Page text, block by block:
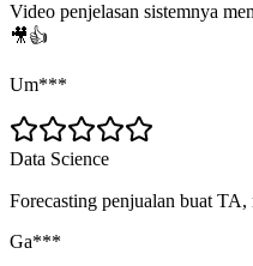
Video penjelasan sistemnya
🎥👍
Um***
Data Science
Forecasting penjualan buat
Ga***